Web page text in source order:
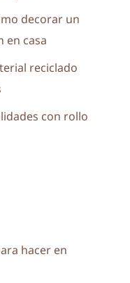
decorar un
en casa
reciclado
con rollo
hacer en